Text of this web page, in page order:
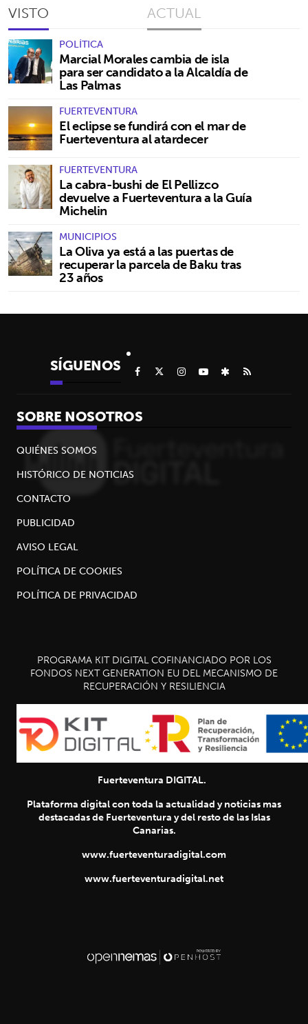
VISTO ACTUAL
POLÍTICA
Marcial Morales cambia de isla
para ser candidato a la Alcaldía de
Las Palmas
FUERTEVENTURA
El eclipse se fundirá con el mar de
Fuerteventura al atardecer
FUERTEVENTURA
La cabra-bushi de El Pellizco
devuelve a Fuerteventura a la Guía
Michelin
MUNICIPIOS
La Oliva ya está a las puertas de
recuperar la parcela de Baku tras
23 años
SÍGUENOS
SOBRE NOSOTROS
QUIÉNES SOMOS
HISTÓRICO DE NOTICIAS
CONTACTO
PUBLICIDAD
AVISO LEGAL
POLÍTICA DE COOKIES
POLÍTICA DE PRIVACIDAD
PROGRAMA KIT DIGITAL COFINANCIADO POR LOS
FONDOS NEXT GENERATION EU DEL MECANISMO DE
RECUPERACIÓN Y RESILIENCIA
Fuerteventura DIGITAL.
Plataforma digital con toda la actualidad y noticias mas
destacadas de Fuerteventura y del resto de las Islas
Canarias.
www.fuerteventuradigital.com
www.fuerteventuradigital.net